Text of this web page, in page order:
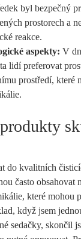
byl bezpečný
prostorech a
reakce.
aspekty: V
lidí preferovat
prostředí, které
do kvalitních
často obsahovat
které mohou
když jsem
sedačky, skončil